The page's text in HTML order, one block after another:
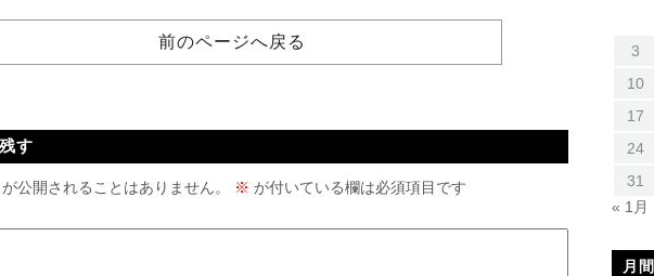
前のページへ戻る
す
公開されることはありません。 ※ が付いている欄は必須項目です
3
10
17
24
31
« 1月
月